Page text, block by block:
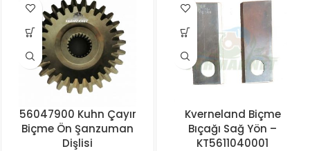
56047900 Kuhn Çayır
Biçme Ön Şanzuman
Dişlisi
Kverneland Biçme
Bıçağı Sağ Yön –
KT5611040001